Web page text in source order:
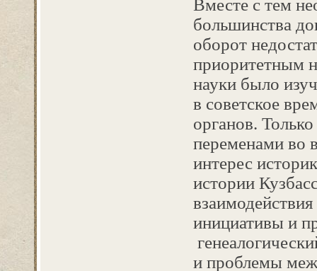
Вместе с тем
большинства
оборот
приоритетным
науки было
в советское
органов.
переменами во
интерес
истории
инициативы и
и проблемы